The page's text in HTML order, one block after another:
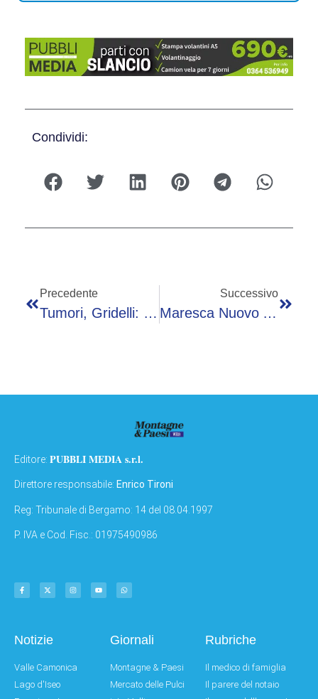
Condividi:
Precedente
Tumori, Gridelli: “Con Immunoterapia Riduzione Rischio Di Morte Del 27%”
Successivo
Maresca Nuovo Allenatore Del Manchester City, Prende Il Posto Di Guardiola
Editore: PUBBLI MEDIA s.r.l.
Direttore responsabile: Enrico Tironi
Reg: Tribunale di Bergamo: 14 del 08.04.1997
P. IVA e Cod. Fisc.: 01975490986
Notizie
Valle Camonica
Lago d'Iseo
Giornali
Montagne & Paesi
Mercato delle Pulci
Rubriche
Il medico di famiglia
Il parere del notaio